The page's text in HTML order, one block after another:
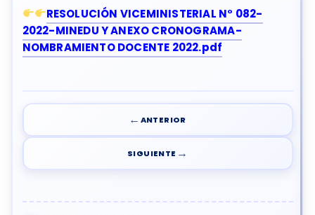
RESOLUCIÓN VICEMINISTERIAL N° 082-
2022-MINEDU Y ANEXO CRONOGRAMA-
NOMBRAMIENTO DOCENTE 2022.pdf
← ANTERIOR
SIGUIENTE →